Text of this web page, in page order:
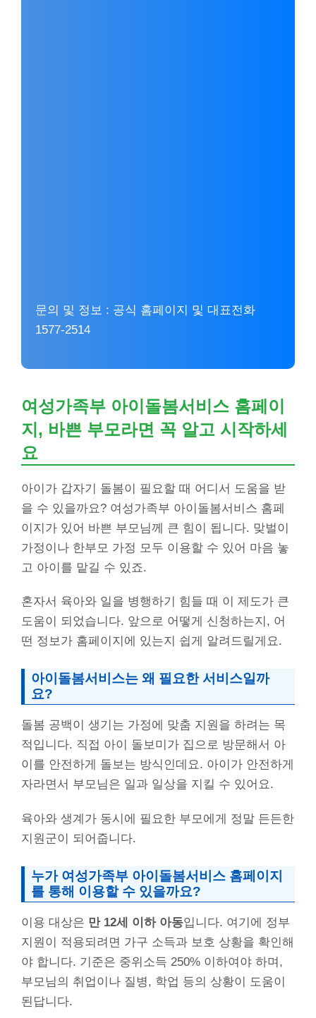
문의 및 정보 : 공식 홈페이지 및 대표전화
1577-2514
여성가족부 아이돌봄서비스 홈페이
지, 바쁜 부모라면 꼭 알고 시작하세
요
아이가 갑자기 돌봄이 필요할 때 어디서 도움을 받
을 수 있을까요? 여성가족부 아이돌봄서비스 홈페
이지가 있어 바쁜 부모님께 큰 힘이 됩니다. 맞벌이
가정이나 한부모 가정 모두 이용할 수 있어 마음 놓
고 아이를 맡길 수 있죠.
혼자서 육아와 일을 병행하기 힘들 때 이 제도가 큰
도움이 되었습니다. 앞으로 어떻게 신청하는지, 어
떤 정보가 홈페이지에 있는지 쉽게 알려드릴게요.
아이돌봄서비스는 왜 필요한 서비스일까
요?
돌봄 공백이 생기는 가정에 맞춤 지원을 하려는 목
적입니다. 직접 아이 돌보미가 집으로 방문해서 아
이를 안전하게 돌보는 방식인데요. 아이가 안전하게
자라면서 부모님은 일과 일상을 지킬 수 있어요.
육아와 생계가 동시에 필요한 부모에게 정말 든든한
지원군이 되어줍니다.
누가 여성가족부 아이돌봄서비스 홈페이지
를 통해 이용할 수 있을까요?
이용 대상은 만 12세 이하 아동입니다. 여기에 정부
지원이 적용되려면 가구 소득과 보호 상황을 확인해
야 합니다. 기준은 중위소득 250% 이하여야 하며,
부모님의 취업이나 질병, 학업 등의 상황이 도움이
된답니다.